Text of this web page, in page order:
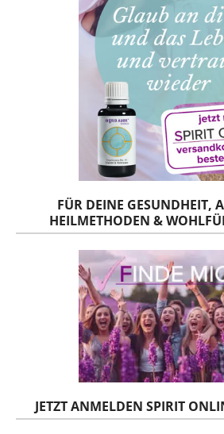
FÜR DEINE GESUNDHEIT,
HEILMETHODEN &
JETZT ANMELDEN SPIRIT